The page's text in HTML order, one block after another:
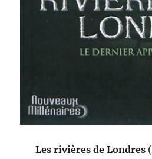
Les rivières de Londres(